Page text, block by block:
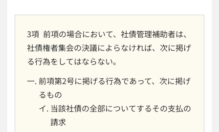
3項 前項の場合において、社債管理補助者は、
社債権者集会の決議によらなければ、次に掲げ
る行為をしてはならない。
前項第2号に掲げる行為であって、次に掲げ
るもの
当該社債の全部についてするその支払の
請求